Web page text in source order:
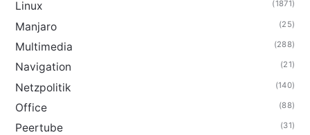
Linux (1871)
Manjaro (25)
Multimedia (288)
Navigation (21)
Netzpolitik (140)
Office (88)
Peertube (31)